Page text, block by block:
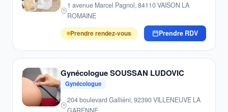
1 avenue Marcel Pagnol, 84110 VAISON LA
ROMAINE
Prendre rendez-vous
Prendre RDV
Gynécologue SOUSSAN LUDOVIC
Gynécologue
204 boulevard Galliéni, 92390 VILLENEUVE LA